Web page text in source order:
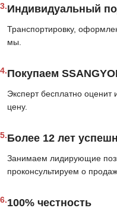
3.Индивидуальный
Транспортировку,
мы.
4.Покупаем
Эксперт бесплатно
цену.
5.Более 12 лет
Занимаем лидирующие
проконсультируем о
6.100% честность